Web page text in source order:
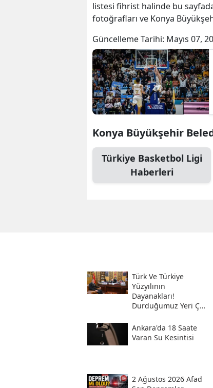
listesi fihrist halinde bu
fotoğrafları ve Konya
Güncelleme Tarihi: Mayıs 07,
Konya Büyükşehir
Türkiye Basketbol Ligi
Haberleri
Türk Ve Türkiye
Yüzyılının
Dayanakları!
Durduğumuz Yeri Çok
Ankara'da 18 Saate
Varan Su Kesintisi
2 Ağustos 2026 Afad